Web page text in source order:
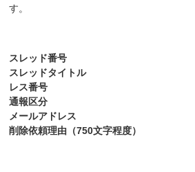
す。
スレッド番号
スレッドタイトル
レス番号
通報区分
メールアドレス
削除依頼理由（750文字程度）